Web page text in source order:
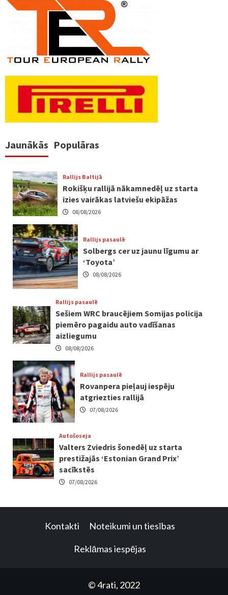
Jaunākās Populāras
Rallijs Baltijā
Rokišķu rallijā nākamnedēļ uz starta
izies vairākas latviešu ekipāžas
08/08/2026
Rallijs pasaulē
Solbergs cer uz jaunu līgumu ar
‘Toyota’
08/08/2026
Rallijs pasaulē
Sešiem WRC braucējiem Somijas policija
piemēro pagaidu auto vadīšanas
aizliegumu
08/08/2026
Rallijs pasaulē
Rovanpera pieļauj iespēju
atgriezties rallijā
07/08/2026
Autošoseja
Valters Zviedris šonedēļ uz starta
prestižajās ‘Estonian Grand Prix’
sacīkstēs
07/08/2026
Kontakti Noteikumi un tiesības
Reklāmas iespējas
© 4rati, 2022